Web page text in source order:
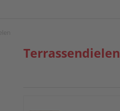
Terrassendielen